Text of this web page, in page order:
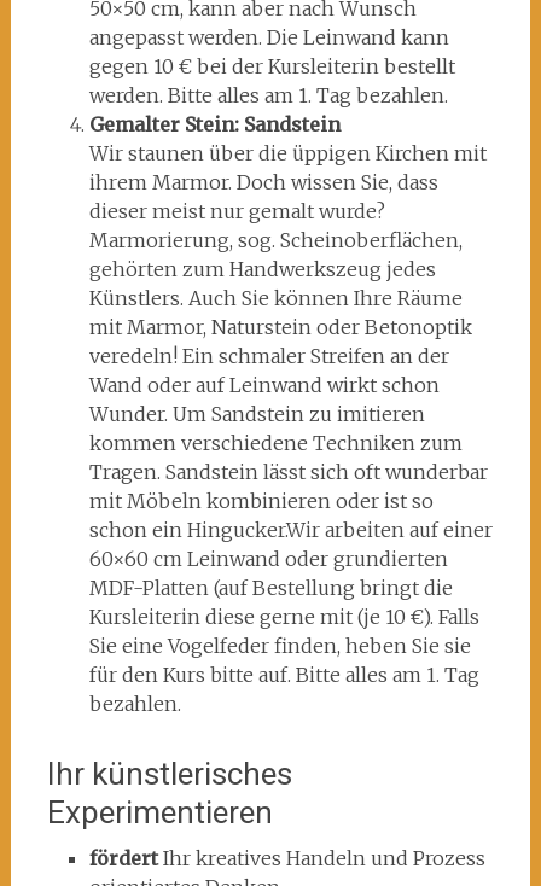
50×50 cm, kann aber nach Wunsch
angepasst werden. Die Leinwand kann
gegen 10 € bei der Kursleiterin bestellt
werden. Bitte alles am 1. Tag bezahlen.
Gemalter Stein: Sandstein
Wir staunen über die üppigen Kirchen mit
ihrem Marmor. Doch wissen Sie, dass
dieser meist nur gemalt wurde?
Marmorierung, sog. Scheinoberflächen,
gehörten zum Handwerkszeug jedes
Künstlers. Auch Sie können Ihre Räume
mit Marmor, Naturstein oder Betonoptik
veredeln! Ein schmaler Streifen an der
Wand oder auf Leinwand wirkt schon
Wunder. Um Sandstein zu imitieren
kommen verschiedene Techniken zum
Tragen. Sandstein lässt sich oft wunderbar
mit Möbeln kombinieren oder ist so
schon ein Hingucker.Wir arbeiten auf einer
60×60 cm Leinwand oder grundierten
MDF-Platten (auf Bestellung bringt die
Kursleiterin diese gerne mit (je 10 €). Falls
Sie eine Vogelfeder finden, heben Sie sie
für den Kurs bitte auf. Bitte alles am 1. Tag
bezahlen.
Ihr künstlerisches
Experimentieren
fördertIhr kreatives Handeln und Prozess